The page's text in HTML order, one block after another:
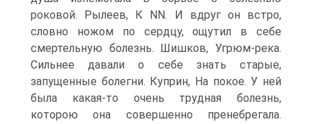
роковой. Рылеев, К NN. И вдруг он встро,
словно ножом по сердцу, ощутил в себе
смертельную болезнь. Шишков, Угрюм-река.
Сильнее давали о себе знать старые,
запущенные болегни. Куприн, На покое. У ней
была какая-то очень трудная болезнь,
которою она совершенно пренебрегала.